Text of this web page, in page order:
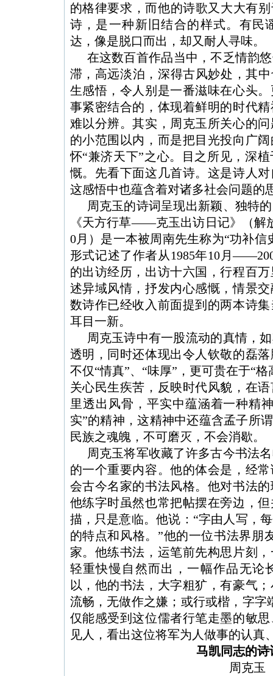
的格律要求，而他的诗歌又大大有
诗 ，是一种新旧结合的样式。有民
达，像是脱口而出，却又耐人寻味。
在这数百首作品当中，不乏情韵
滞，高远淡泊，深得古风妙处，其
生感悟，令人别是一番滋味在心头
事紧密结合的，体现着鲜明的时代精
难以分辨。其实，周克玉所关心的
的小范围以内，而是把目光投向广
怀“兼济天下”之心。目之所见，深
慨。先看下面这几首诗。这是诗人对
这感悟中也蕴含着对诸多社会问题的
周克玉的诗词呈现出新颖、独特
《天方行草――克玉出访日记》（解
0月）是一本被周南先生称为“功补信
形式记述了作者从1985年10 月
的出访经历，出访十六国，行程百
述异域风情，抒发内心感慨，情景
数诗作已经收入前面提到的两本诗
耳目一新。
周克玉诗中有一股流动的真情 ，
透明，同时还体现出令人钦敬的磊
不仅“情真”、 “味厚” ，更可贵在于“格
关心民生疾苦，反映时代风貌 ，在
里透出风骨，平实中蕴涵着一种精
实”的精神，这精神中还蕴含孟子所
民族之魂魄，不可磨灭，不会消歇。
周克玉将军收藏了许多古今书法
的一个重要内容。他的体会是，经
会古今名家的书法风格。他对书法
他练字时虽然也常把帖摆在旁边，
描，只是意临。他说： “字由人写，
的特点和风格。 ”他的一位书法界朋
家。他练书法，运笔前先构思片刻
轻重快慢自然而出，一幅作品无论
以，他的书法，大字粗犷，有豪气
流畅，无做作之嫌；或行或楷，字字
仅能感受到这位儒者行笔走墨的敏
见人，看出这位将军为人做事的认真
马凯同志的诗
周克玉